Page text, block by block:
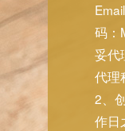
码：
妥代
代理
2、
作日